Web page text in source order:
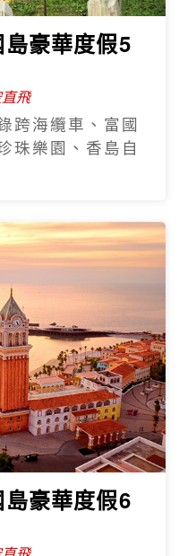
島豪華度假5
飛
跨海纜車、富國
珠樂園、香島自
島豪華度假6